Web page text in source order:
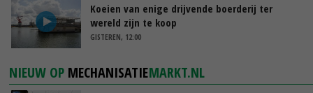
Koeien van enige drijvende boerderij ter
wereld zijn te koop
GISTEREN, 12:00
NIEUW OP MECHANISATIEMARKT.NL